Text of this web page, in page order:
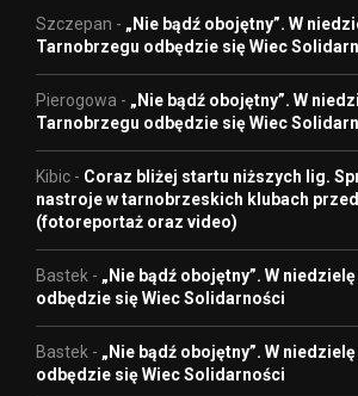
Szczepan - „Nie bądź obojętny”. W
Tarnobrzegu odbędzie się Wiec
Pierogowa - „Nie bądź obojętny”. W
Tarnobrzegu odbędzie się Wiec
Kibic - Coraz bliżej startu niższych lig.
nastroje w tarnobrzeskich klubach
(fotoreportaż oraz video)
Bastek - „Nie bądź obojętny”. W
odbędzie się Wiec Solidarności
Bastek - „Nie bądź obojętny”. W
odbędzie się Wiec Solidarności